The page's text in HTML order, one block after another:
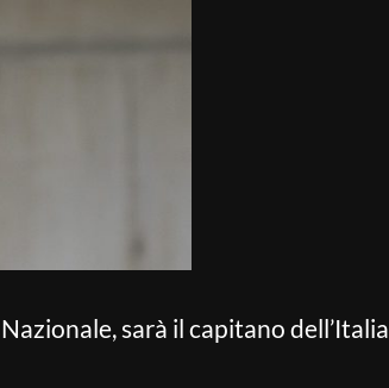
sarà il capitano dell’Italia